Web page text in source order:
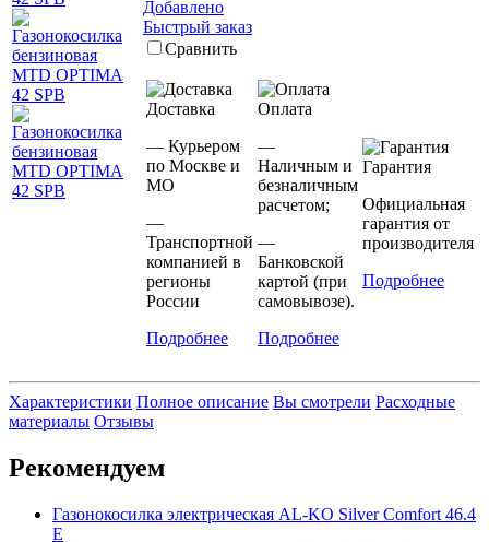
Добавлено
Быстрый заказ
Сравнить
Доставка
— Курьером
по Москве и
МО
—
Транспортной
компанией в
регионы
России
Подробнее
Оплата
—
Наличным и
безналичным
расчетом;
—
Банковской
картой (при
самовывозе).
Подробнее
Гарантия
Официальная
гарантия от
производителя
Подробнее
Характеристики Полное описание Вы смотрели Расходные
материалы Отзывы
Рекомендуем
Газонокосилка электрическая AL-KO Silver Comfort 46.4
E